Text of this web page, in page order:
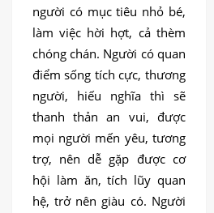
người có mục tiêu nhỏ bé,
làm việc hời hợt, cả thèm
chóng chán. Người có quan
điểm sống tích cực, thương
người, hiếu nghĩa thì sẽ
thanh thản an vui, được
mọi người mến yêu, tương
trợ, nên dễ gặp được cơ
hội làm ăn, tích lũy quan
hệ, trở nên giàu có. Người